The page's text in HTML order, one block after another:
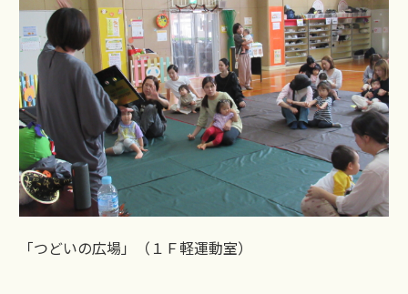
「つどいの広場」（１Ｆ軽運動室）